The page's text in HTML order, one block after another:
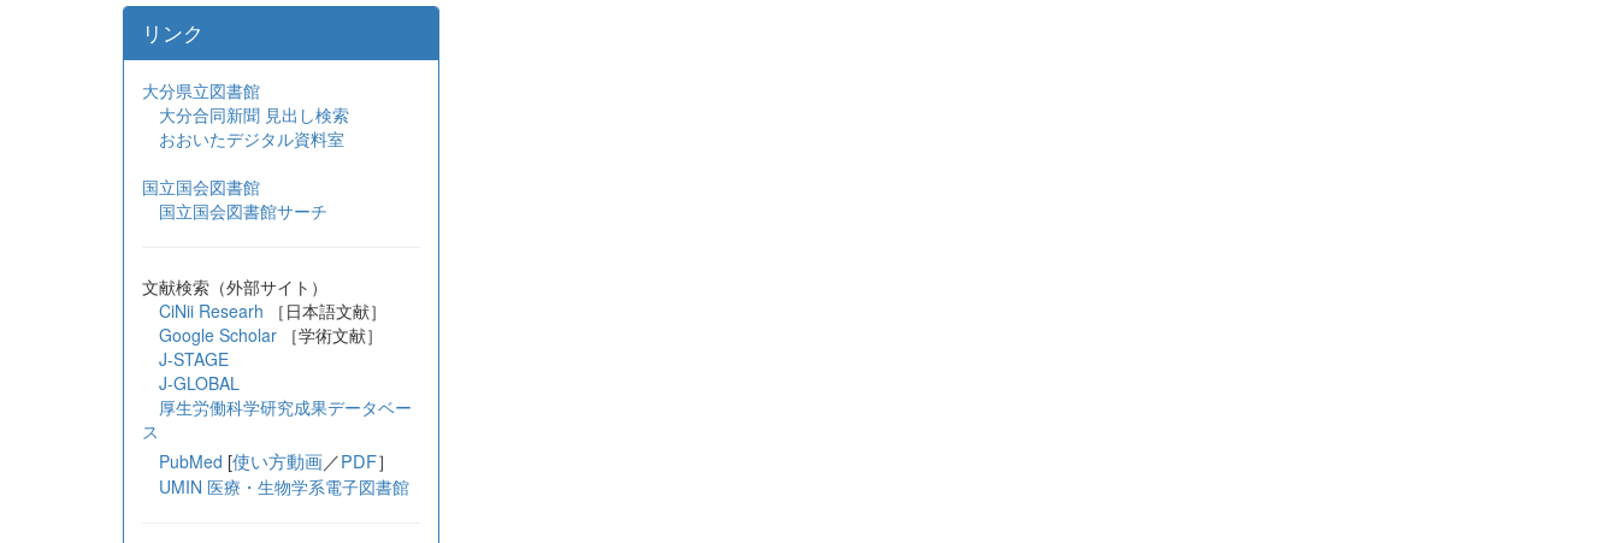
リンク
大分県立図書館
大分合同新聞 見出し検索
おおいたデジタル資料室
国立国会図書館
国立国会図書館サーチ
文献検索（外部サイト）
CiNii Researh ［日本語文献］
Google Scholar
［学術文献］
J-STAGE
J-GLOBAL
厚生労働科学研究成果データベー
ス
PubMed [使い方動画／PDF］
UMIN 医療・生物学系電子図書館